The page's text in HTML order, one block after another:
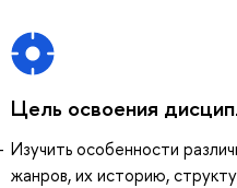
Цель освоения
Изучить особенности
жанров, их историю,